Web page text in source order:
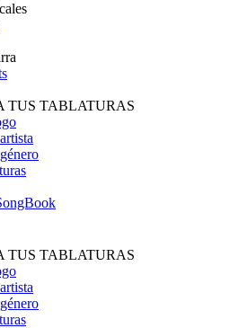
TUS TABLATURAS
TUS TABLATURAS